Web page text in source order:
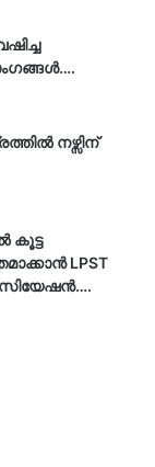
നഴ്സിന്
കൂട്ട
LPST